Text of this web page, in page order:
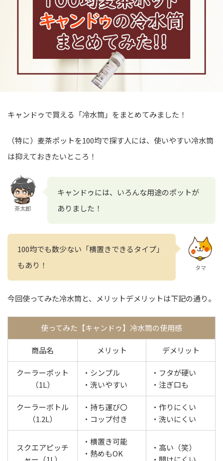
キャンドゥで買える「冷水筒」をまとめてみました！
（特に）麦茶ポットを100均で探す人には、使いやすい冷水筒
は抑えておきたいところ！
茶太郎
キャンドゥには、いろんな用途のポットが
ありました！
100均でも数少ない「横置きできるタイプ」
もあり！
タマ
今回使ってみた冷水筒と、メリットデメリットは下記の通り。
使ってみた【キャンドゥ】冷水筒の使用感
商品名 メリット デメリット
クーラーポット
（1L）
・シンプル
・洗いやすい
・フタが硬い
・注ぎ口も
クーラーボトル
（1.2L）
・持ち運び〇
・コップ付き
・作りにくい
・洗いにくい
スクエアピッチ
・横置き可能
・熱めもOK
・高い（笑）